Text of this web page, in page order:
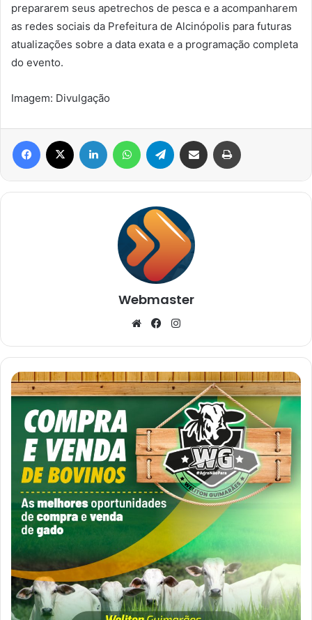
prepararem seus apetrechos de pesca e a acompanharem
as redes sociais da Prefeitura de Alcinópolis para futuras
atualizações sobre a data exata e a programação completa
do evento.
Imagem: Divulgação
Facebook Linkedin WhatsAppTelegram Compartilhar via e-mail
Webmaster
WebsiteFacebook